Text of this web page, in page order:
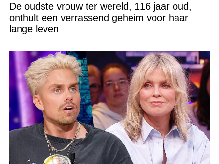
De oudste vrouw ter wereld, 116 jaar oud,
onthult een verrassend geheim voor haar
lange leven